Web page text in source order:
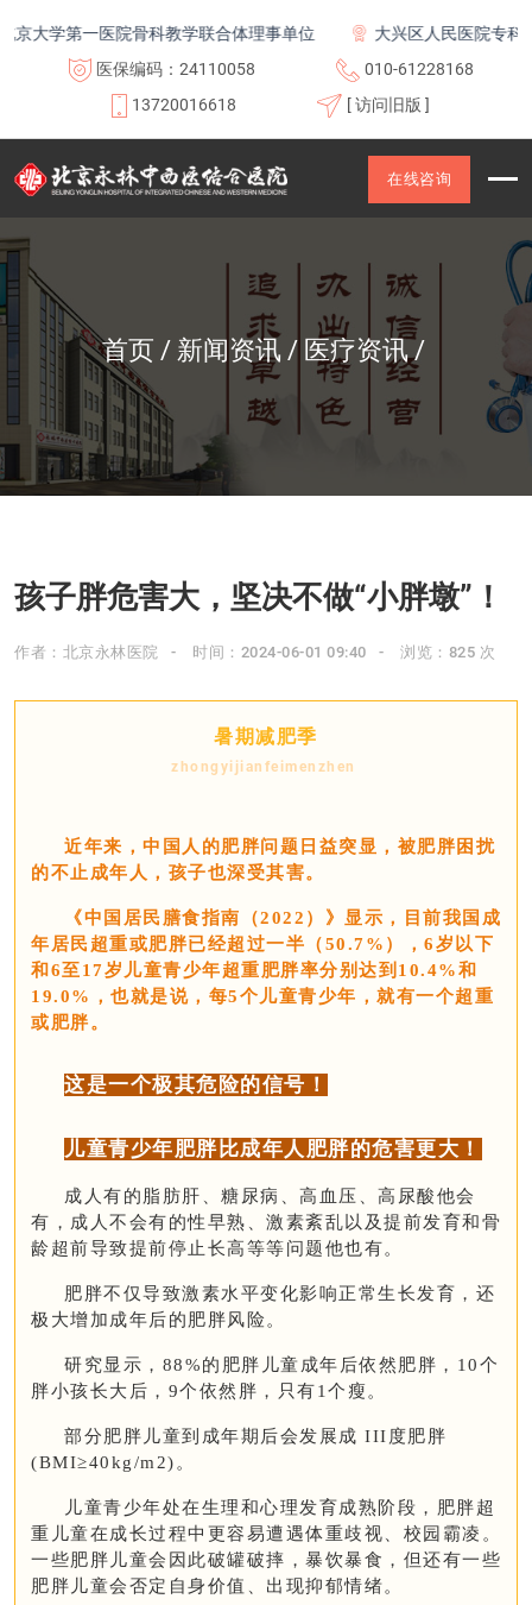
学第一医院骨科教学联合体理事单位
大兴区人民医院专科联
医保编码：24110058
010-61228168
13720016618
[ 访问旧版 ]
在线咨询
首页 新闻资讯 医疗资讯
孩子胖危害大，坚决不做“小胖墩”！
作者：北京永林医院 时间：2024-06-01 09:40 浏览：825 次
暑期减肥季
zhongyijianfeimenzhen
近年来，中国人的肥胖问题日益突显，被肥胖困扰
的不止成年人，孩子也深受其害。
《中国居民膳食指南（2022）》显示，目前我国成
年居民超重或肥胖已经超过一半（50.7%），6岁以下
和6至17岁儿童青少年超重肥胖率分别达到10.4%和
19.0%， 也就是说，每5个儿童青少年，就有一个超重
或肥胖。
这是一个极其危险的信号！
儿童青少年肥胖比成年人肥胖的危害更大！
成人有的脂肪肝、糖尿病、高血压、高尿酸他会
有，成人不会有的性早熟、激素紊乱以及提前发育和骨
龄超前导致提前停止长高等等问题他也有。
肥胖不仅导致激素水平变化影响正常生长发育，还
极大增加成年后的肥胖风险。
研究显示，88%的肥胖儿童成年后依然肥胖，10个
胖小孩长大后，9个依然胖，只有1个瘦。
部分肥胖儿童到成年期后会发展成 III度肥胖
(BMI≥40kg/m2)。
儿童青少年处在生理和心理发育成熟阶段，肥胖超
重儿童在成长过程中更容易遭遇体重歧视、校园霸凌。
一些肥胖儿童会因此破罐破摔，暴饮暴食，但还有一些
肥胖儿童会否定自身价值、出现抑郁情绪。